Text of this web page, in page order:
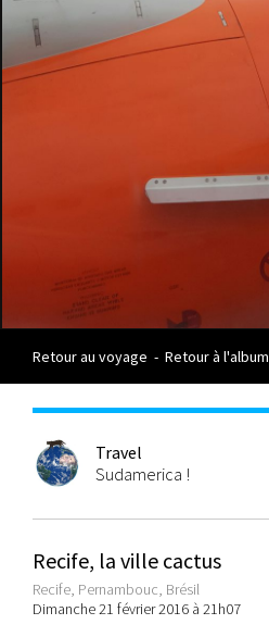
Retour au voyage - Retour à l'album
Travel
Sudamerica !
Recife, la ville cactus
Recife, Pernambouc, Brésil
Dimanche 21 février 2016 à 21h07